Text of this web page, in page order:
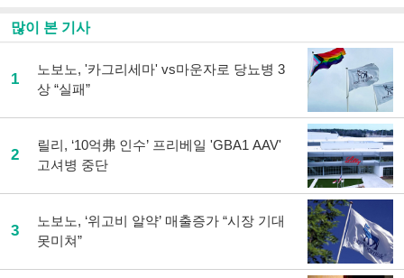
많이 본 기사
1
노보노, '카그리세마' vs마운자로 당뇨병 3
상 “실패”
2
릴리, ‘10억弗 인수’ 프리베일 'GBA1 AAV'
고셔병 중단
3
노보노, ‘위고비 알약’ 매출증가 “시장 기대
못미쳐”